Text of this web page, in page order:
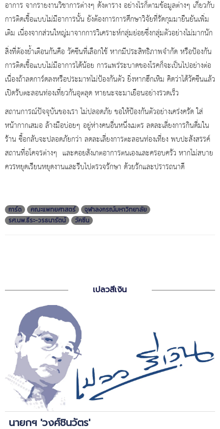
อาการ จากรายงานวิชาการต่างๆ ดังตาราง อย่างไรก็ตามข้อมูลต่างๆ เกี่ยวกับ
การติดเชื้อแบบไม่มีอาการนั้น ยังต้องการการศึกษาวิจัยที่รัดกุมมายืนยันเพิ่ม
เติม เนื่องจากส่วนใหญ่มาจากการวิเคราะห์กลุ่มย่อยซึ่งกลุ่มตัวอย่างไม่มากนัก
สิ่งที่ต้องย้ำเตือนกันคือ วัคซีนที่เลือกใช้ หากมีประสิทธิภาพจำกัด หรือป้องกัน
การติดเชื้อแบบไม่มีอาการได้น้อย การแพร่ระบาดของโรคก็จะเป็นไปอย่างต่อ
เนื่องถ้าลดการ์ดลงหรือประมาทไม่ป้องกันตัว ยิ่งหากฮึกเหิม คิดว่าได้วัคซีนแล้ว
เปิดรับตะลอนท่องเที่ยวกันอุตลุด หายนะจะมาเยือนอย่างรวดเร็ว
สถานการณ์ปัจจุบันของเรา ไม่ปลอดภัย ขอให้ป้องกันตัวอย่างเคร่งครัด ใส่
หน้ากากเสมอ ล้างมือบ่อยๆ อยู่ห่างคนอื่นหนึ่งเมตร ลดละเลี่ยงการกินดื่มใน
ร้าน ซื้อกลับจะปลอดภัยกว่า ลดละเลี่ยงการตะลอนท่องเที่ยง พบปะสังสรรค์
สถานที่อโคจรต่างๆ และคอยสังเกตอาการตนเองและครอบครัว หากไม่สบาย
ควรหยุดเรียนหยุดงานและรีบไปตรวจรักษา ด้วยรักและปรารถนาดี
การ์ด คณะแพทยศาสตร์
จุฬาลงกรณ์มหาวิทยาลัย
รศ.นพ.ธีระ-วรธนารัตน์
วัคซีน
เปลวสีเงิน
นายกฯ 'วงศ์ชินวัตร'